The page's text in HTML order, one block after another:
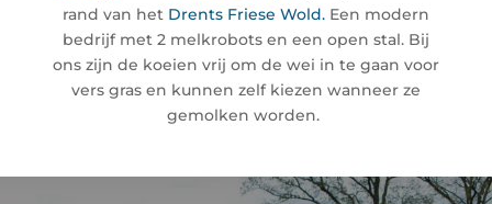
rand van het Drents Friese Wold.Een modern
bedrijf met 2 melkrobots en een open stal. Bij
ons zijn de koeien vrij om de wei in te gaan voor
vers gras en kunnen zelf kiezen wanneer ze
gemolken worden.